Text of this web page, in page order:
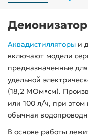
Аквадистилляторы и
включают модели
предназначенные
удельной
(18,2 МОм•см).
или 100 л/ч, при этом
обычная
В основе работы